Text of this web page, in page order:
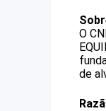
O
de